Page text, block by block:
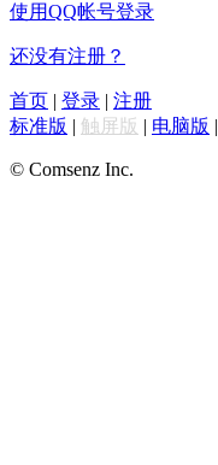
使用QQ帐号登录
还没有注册？
首页 | 登录 | 注册
标准版 | 触屏版 | 电脑版 |
© Comsenz Inc.